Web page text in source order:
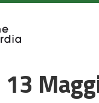
13